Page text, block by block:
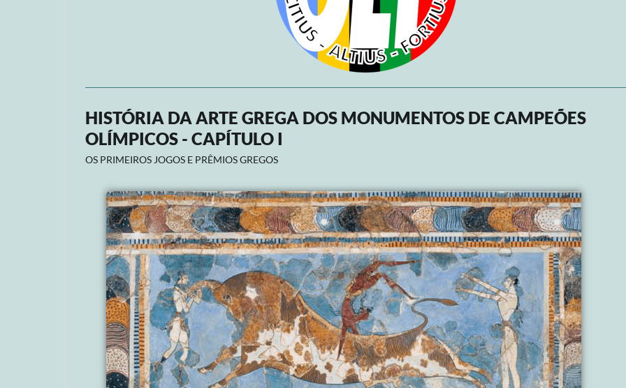
HISTÓRIA DA ARTE GREGA DOS MONUMENTOS DE CAMPEÕES
OLÍMPICOS - CAPÍTULO I
OS PRIMEIROS JOGOS E PRÊMIOS GREGOS